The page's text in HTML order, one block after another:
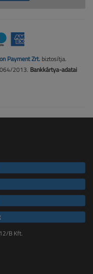
Payment Zrt. biztosítja.
2013. Bankkártya-adatai
B Kft.